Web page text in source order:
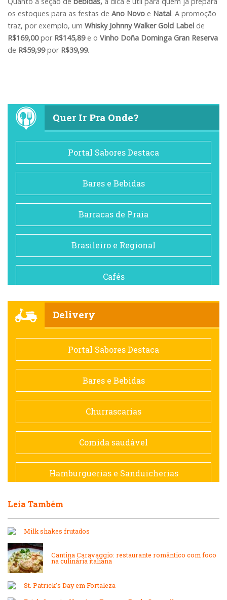
os estoques para as festas de Ano Novo e Natal. A promoção
traz, por exemplo, um Whisky Johnny Walker Gold Label de
R$169,00por R$145,89e o Vinho Doña Dominga Gran Reserva
de R$59,99por R$39,99.
Quer Ir Pra Onde?
Portal Sabores Destaca
Bares e Bebidas
Barracas de Praia
Brasileiro e Regional
Cafés
Comida saudável
Contemporânea
Doceria
Espanhola
Francesa
Japonesa e Oriental
Lanchonetes
Delivery
Portal Sabores Destaca
Bares e Bebidas
Churrascarias
Comida saudável
Hamburguerias e Sanduicherias
Lanchonetes
Massas
Padarias e Confeitarias
Leia Também
Milk shakes frutados
Cantina Caravaggio: restaurante romântico com foco
na culinária italiana
St. Patrick’s Day em Fortaleza